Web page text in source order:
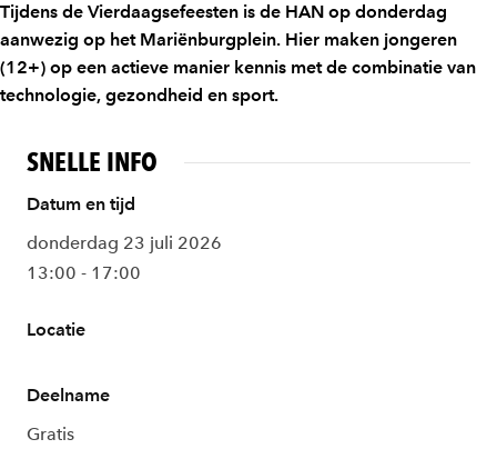
Tijdens de Vierdaagsefeesten is de HAN op donderdag
aanwezig op het Mariënburgplein. Hier maken jongeren
(12+) op een actieve manier kennis met de combinatie van
technologie, gezondheid en sport.
SNELLE INFO
Datum en tijd
donderdag 23 juli 2026
13:00 - 17:00
Locatie
Deelname
Gratis